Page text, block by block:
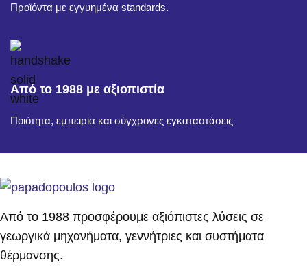
Προϊόντα με εγγυημένα standards.
Από το 1988 με αξιοπιστία
Ποιότητα, εμπειρία και σύγχρονες εγκαταστάσεις
Από το 1988 προσφέρουμε αξιόπιστες λύσεις σε
γεωργικά μηχανήματα, γεννήτριες και συστήματα
θέρμανσης.